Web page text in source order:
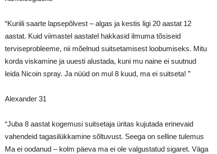
“Kuriili saarte lapsepõlvest – algas ja kestis ligi 20 aastat 12
aastat. Kuid viimastel aastatel hakkasid ilmuma tõsiseid
terviseprobleeme, nii mõelnud suitsetamisest loobumiseks. Mitu
korda viskamine ja uuesti alustada, kuni mu naine ei suutnud
leida Nicoin spray. Ja nüüd on mul 8 kuud, ma ei suitseta! ”
Alexander 31
“Juba 8 aastat kogemusi suitsetaja üritas kujutada erinevaid
vahendeid tagasilükkamine sõltuvust. Seega on selline tulemus
Ma ei oodanud – kolm päeva ma ei ole valgustatud sigaret. Väga